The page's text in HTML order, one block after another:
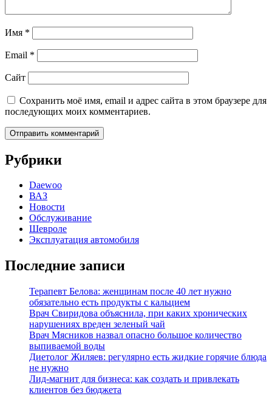
Имя *
Email *
Сайт
Сохранить моё имя, email и адрес сайта в этом браузере для
последующих моих комментариев.
Рубрики
Daewoo
ВАЗ
Новости
Обслуживание
Шевроле
Эксплуатация автомобиля
Последние записи
Терапевт Белова: женщинам после 40 лет нужно
обязательно есть продукты с кальцием
Врач Свиридова объяснила, при каких хронических
нарушениях вреден зеленый чай
Врач Мясников назвал опасно большое количество
выпиваемой воды
Диетолог Жиляев: регулярно есть жидкие горячие блюда
не нужно
Лид-магнит для бизнеса: как создать и привлекать
клиентов без бюджета